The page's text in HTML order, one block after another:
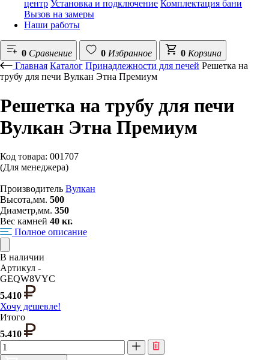
центр Установка и подключение Комплектация бани
Вызов на замеры
Наши работы
0 Сравнение 0 Избранное 0 Корзина
Главная Каталог Принадлежности для печей Решетка на
трубу для печи Вулкан Этна Премиум
Решетка на трубу для печи
Вулкан Этна Премиум
Код товара: 001707
(Для менеджера)
Производитель Вулкан
Высота,мм. 500
Диаметр,мм. 350
Вес камней 40 кг.
Полное описание
В наличии
Артикул -
GEQW8VYC
5.410
Хочу дешевле!
Итого
5.410